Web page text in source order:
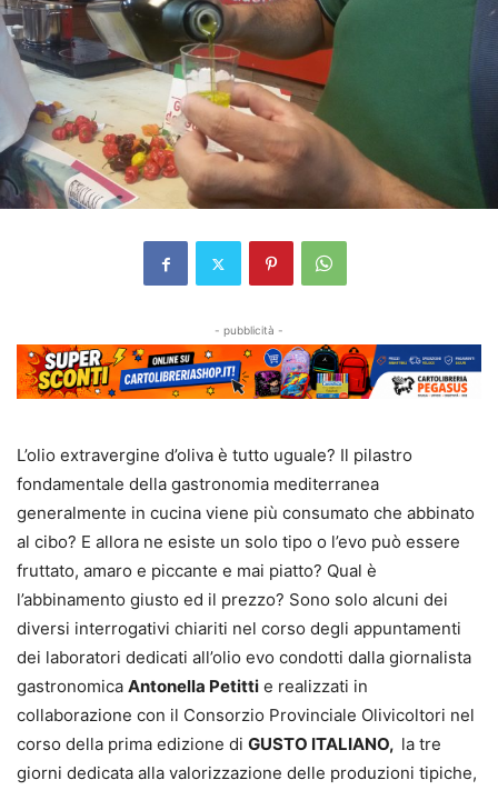
- pubblicità -
L’olio extravergine d’oliva è tutto uguale? Il pilastro
fondamentale della gastronomia mediterranea
generalmente in cucina viene più consumato che abbinato
al cibo? E allora ne esiste un solo tipo o l’evo può essere
fruttato, amaro e piccante e mai piatto? Qual è
l’abbinamento giusto ed il prezzo? Sono solo alcuni dei
diversi interrogativi chiariti nel corso degli appuntamenti
dei laboratori dedicati all’olio evo condotti dalla giornalista
gastronomica Antonella Petitti e realizzati in
collaborazione con il Consorzio Provinciale Olivicoltori nel
corso della prima edizione di GUSTO ITALIANO, la tre
giorni dedicata alla valorizzazione delle produzioni tipiche,